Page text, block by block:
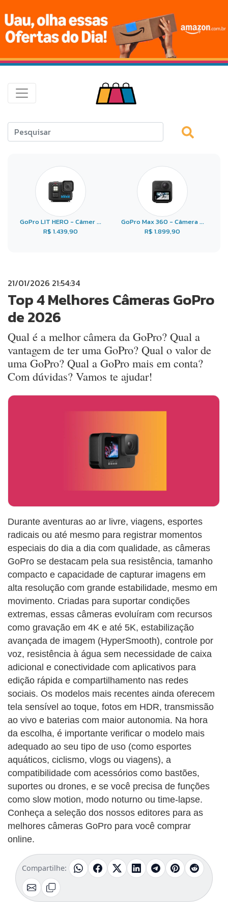
GoPro LIT HERO - Câmer ...
R$ 1.439,90
GoPro Max 360 - Câmera ...
R$ 1.899,90
21/01/2026 21:54:34
Top 4 Melhores Câmeras GoPro
de 2026
Qual é a melhor câmera da GoPro? Qual a
vantagem de ter uma GoPro? Qual o valor de
uma GoPro? Qual a GoPro mais em conta?
Com dúvidas? Vamos te ajudar!
Durante aventuras ao ar livre, viagens, esportes
radicais ou até mesmo para registrar momentos
especiais do dia a dia com qualidade, as câmeras
GoPro se destacam pela sua resistência, tamanho
compacto e capacidade de capturar imagens em
alta resolução com grande estabilidade, mesmo em
movimento. Criadas para suportar condições
extremas, essas câmeras evoluíram com recursos
como gravação em 4K e até 5K, estabilização
avançada de imagem (HyperSmooth), controle por
voz, resistência à água sem necessidade de caixa
adicional e conectividade com aplicativos para
edição rápida e compartilhamento nas redes
sociais. Os modelos mais recentes ainda oferecem
tela sensível ao toque, fotos em HDR, transmissão
ao vivo e baterias com maior autonomia. Na hora
da escolha, é importante verificar o modelo mais
adequado ao seu tipo de uso (como esportes
aquáticos, ciclismo, vlogs ou viagens), a
compatibilidade com acessórios como bastões,
suportes ou drones, e se você precisa de funções
como slow motion, modo noturno ou time-lapse.
Conheça a seleção dos nossos editores para as
melhores câmeras GoPro para você comprar
online.
Compartilhe: